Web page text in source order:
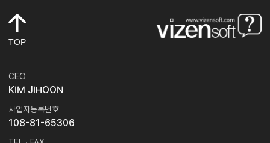
TOP
CEO
KIM JIHOON
사업자등록번호
108-81-65306